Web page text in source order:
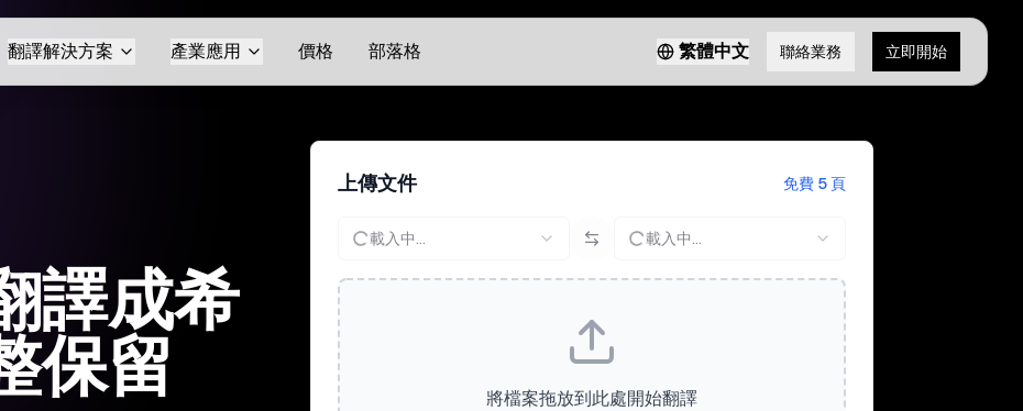
翻譯解決方案 產業應用 價格 部落格 繁體中文 聯絡業務 立即開始
譯成希
保留
上傳文件 免費 5 頁
載入中... 載入中...
將檔案拖放到此處開始翻譯